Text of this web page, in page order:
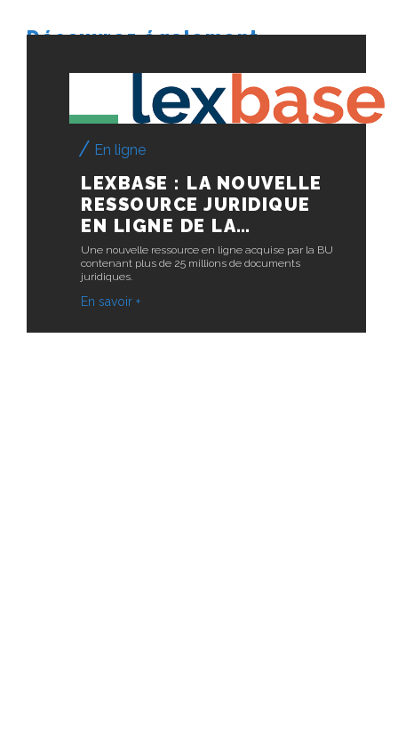
Découvrez également...
En ligne
LEXBASE : LA NOUVELLE
RESSOURCE JURIDIQUE
EN LIGNE DE LA…
Une nouvelle ressource en ligne acquise par la BU
contenant plus de 25 millions de documents
juridiques.
En savoir +